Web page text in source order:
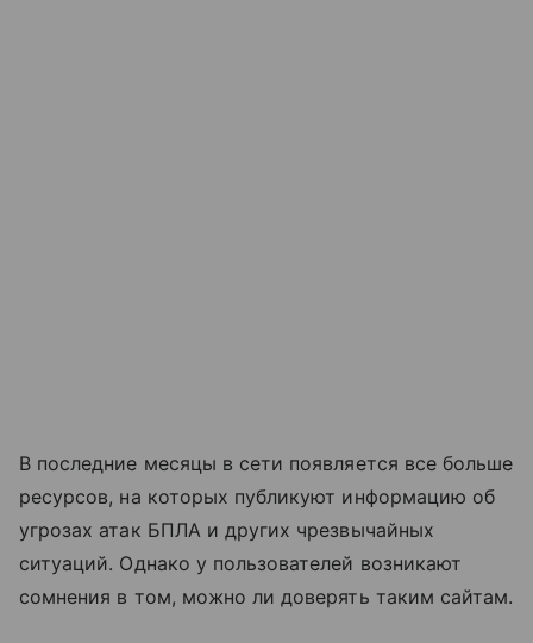
В последние месяцы в сети появляется все больше
ресурсов, на которых публикуют информацию об
угрозах атак БПЛА и других чрезвычайных
ситуаций. Однако у пользователей возникают
сомнения в том, можно ли доверять таким сайтам.